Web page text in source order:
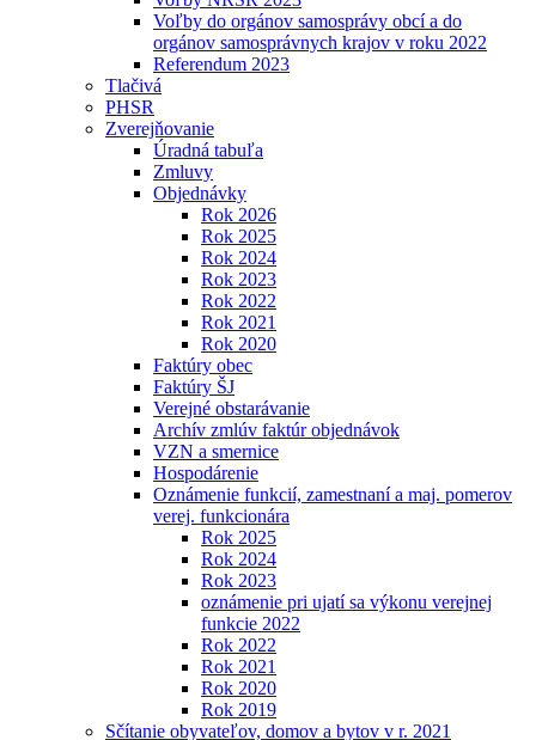
Voľby do orgánov samosprávy obcí a do
orgánov samosprávnych krajov v roku 2022
Referendum 2023
Tlačivá
PHSR
Zverejňovanie
Úradná tabuľa
Zmluvy
Objednávky
Rok 2026
Rok 2025
Rok 2024
Rok 2023
Rok 2022
Rok 2021
Rok 2020
Faktúry obec
Faktúry ŠJ
Verejné obstarávanie
Archív zmlúv faktúr objednávok
VZN a smernice
Hospodárenie
Oznámenie funkcií, zamestnaní a maj. pomerov
verej. funkcionára
Rok 2025
Rok 2024
Rok 2023
oznámenie pri ujatí sa výkonu verejnej
funkcie 2022
Rok 2022
Rok 2021
Rok 2020
Rok 2019
Sčítanie obyvateľov, domov a bytov v r. 2021